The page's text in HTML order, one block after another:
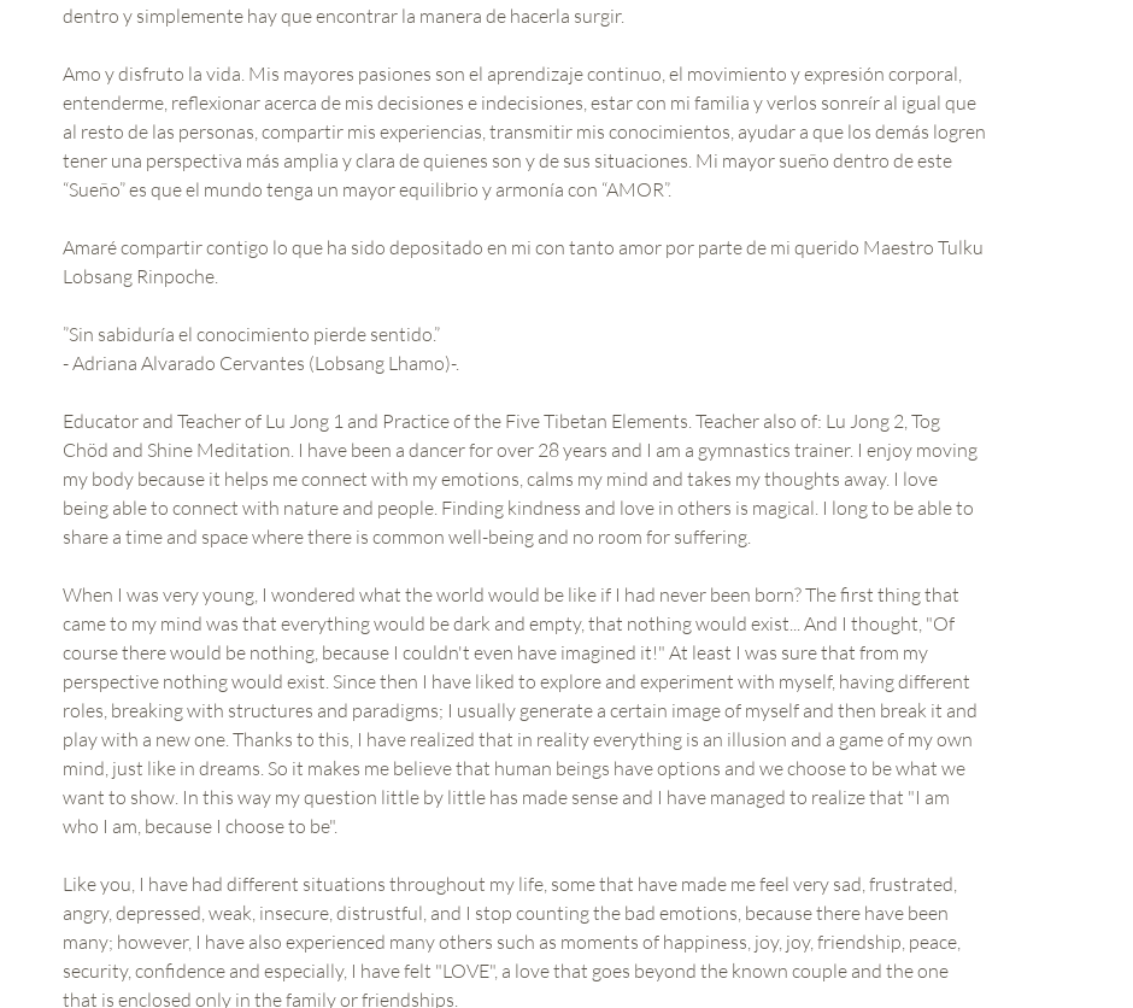
dentro y simplemente hay que encontrar la manera de hacerla surgir.
Amo y disfruto la vida. Mis mayores pasiones son el aprendizaje continuo, el movimiento y expresión corporal,
entenderme, reflexionar acerca de mis decisiones e indecisiones, estar con mi familia y verlos sonreír al igual que
al resto de las personas, compartir mis experiencias, transmitir mis conocimientos, ayudar a que los demás logren
tener una perspectiva más amplia y clara de quienes son y de sus situaciones. Mi mayor sueño dentro de este
“Sueño” es que el mundo tenga un mayor equilibrio y armonía con “AMOR”.
Amaré compartir contigo lo que ha sido depositado en mi con tanto amor por parte de mi querido Maestro Tulku
Lobsang Rinpoche.
”Sin sabiduría el conocimiento pierde sentido.”
- Adriana Alvarado Cervantes (Lobsang Lhamo)-.
Educator and Teacher of Lu Jong 1 and Practice of the Five Tibetan Elements. Teacher also of: Lu Jong 2, Tog
Chöd and Shine Meditation. I have been a dancer for over 28 years and I am a gymnastics trainer. I enjoy moving
my body because it helps me connect with my emotions, calms my mind and takes my thoughts away. I love
being able to connect with nature and people. Finding kindness and love in others is magical. I long to be able to
share a time and space where there is common well-being and no room for suffering.
When I was very young, I wondered what the world would be like if I had never been born? The first thing that
came to my mind was that everything would be dark and empty, that nothing would exist... And I thought, "Of
course there would be nothing, because I couldn't even have imagined it!" At least I was sure that from my
perspective nothing would exist. Since then I have liked to explore and experiment with myself, having different
roles, breaking with structures and paradigms; I usually generate a certain image of myself and then break it and
play with a new one. Thanks to this, I have realized that in reality everything is an illusion and a game of my own
mind, just like in dreams. So it makes me believe that human beings have options and we choose to be what we
want to show. In this way my question little by little has made sense and I have managed to realize that "I am
who I am, because I choose to be".
Like you, I have had different situations throughout my life, some that have made me feel very sad, frustrated,
angry, depressed, weak, insecure, distrustful, and I stop counting the bad emotions, because there have been
many; however, I have also experienced many others such as moments of happiness, joy, joy, friendship, peace,
security, confidence and especially, I have felt "LOVE", a love that goes beyond the known couple and the one
that is enclosed only in the family or friendships.